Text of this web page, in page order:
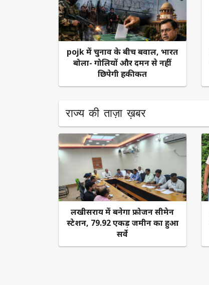
pojk में चुनाव के बीच बवाल, भारत
बोला- गोलियों और दमन से नहीं
छिपेगी हकीकत
राज्य की ताज़ा ख़बर
लखीसराय में बनेगा फ्रोजन सीमेन
स्टेशन, 79.92 एकड़ जमीन का हुआ
सर्वे